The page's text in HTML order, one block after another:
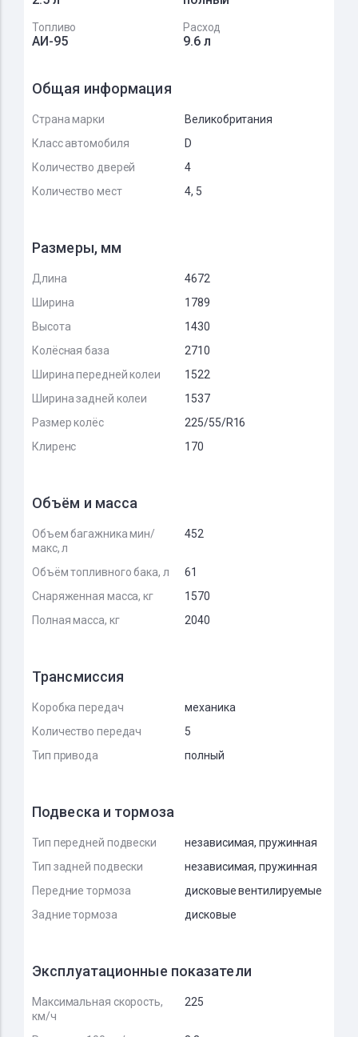
Топливо
АИ-95
Расход
9.6 л
Общая информация
Страна марки
Великобритания
Класс автомобиля
D
Количество дверей
4
Количество мест
4, 5
Размеры, мм
Длина
4672
Ширина
1789
Высота
1430
Колёсная база
2710
Ширина передней колеи
1522
Ширина задней колеи
1537
Размер колёс
225/55/R16
Клиренс
170
Объём и масса
Объем багажника мин/
макс, л
452
Объём топливного бака, л
61
Снаряженная масса, кг
1570
Полная масса, кг
2040
Трансмиссия
Коробка передач
механика
Количество передач
5
Тип привода
полный
Подвеска и тормоза
Тип передней подвески
независимая, пружинная
Тип задней подвески
независимая, пружинная
Передние тормоза
дисковые вентилируемые
Задние тормоза
дисковые
Эксплуатационные показатели
Максимальная скорость,
км/ч
225